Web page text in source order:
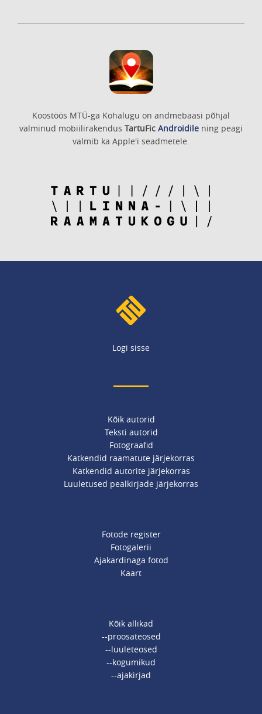
Koostöös MTÜ-ga Kohalugu on andmebaasi põhjal
valminud mobiilirakendus TartuFic Androidile ning peagi
valmib ka Apple'i seadmetele.
Logi sisse
Kõik autorid
Teksti autorid
Fotograafid
Katkendid raamatute järjekorras
Katkendid autorite järjekorras
Luuletused pealkirjade järjekorras
Fotode register
Fotogalerii
Ajakardinaga fotod
Kaart
Kõik allikad
--proosateosed
--luuleteosed
--kogumikud
--ajakirjad